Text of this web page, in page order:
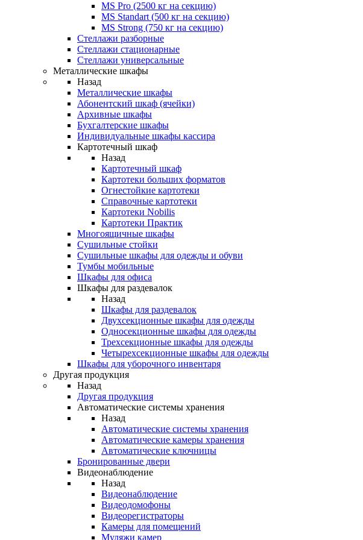
MS Pro (2500 кг на секцию)
MS Standart (500 кг на секцию)
MS Strong (750 кг на секцию)
Стеллажи разборные
Стеллажи стационарные
Стеллажи универсальные
Металлические шкафы
Назад
Металлические шкафы
Абонентский шкаф (ячейки)
Архивные шкафы
Бухгалтерские шкафы
Индивидуальные шкафы кассира
Картотечный шкаф
Назад
Картотечный шкаф
Картотеки больших форматов
Огнестойкие картотеки
Справочные картотеки
Картотеки Nobilis
Картотеки Практик
Многоящичные шкафы
Сушильные стойки
Сушильные шкафы для одежды и обуви
Тумбы мобильные
Шкафы для офиса
Шкафы для раздевалок
Назад
Шкафы для раздевалок
Двухсекционные шкафы для одежды
Односекционные шкафы для одежды
Трехсекционные шкафы для одежды
Четырехсекционные шкафы для одежды
Шкафы для уборочного инвентаря
Другая продукция
Назад
Другая продукция
Автоматические системы хранения
Назад
Автоматические системы хранения
Автоматические камеры хранения
Автоматические ключницы
Бронированные двери
Видеонаблюдение
Назад
Видеонаблюдение
Видеодомофоны
Видеорегистраторы
Камеры для помещений
Муляжи камер